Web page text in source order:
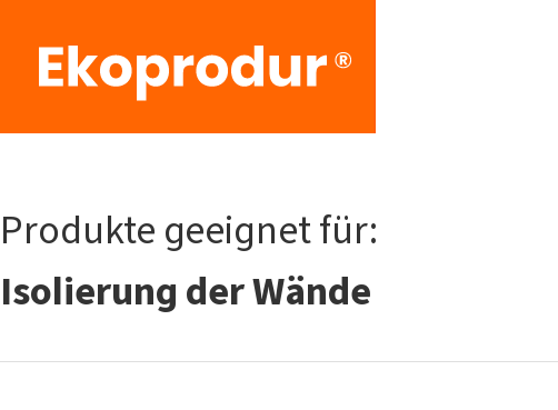
Produkte geeignet für:
Isolierung der Wände